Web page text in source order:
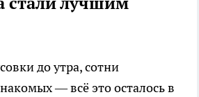
до утра, сотни
— всё это осталось в